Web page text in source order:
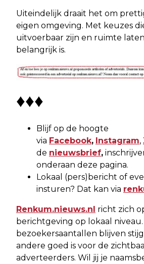
Uiteindelijk draait het om
eigen omgeving. Met keuzes
uitvoerbaar zijn en ruimte
belangrijk is.
♦♦♦
Blijf op de hoogte
via Facebook, Instagram,
de nieuwsbrief,
onderaan deze pagina.
Lokaal (pers)bericht of
insturen? Dat kan via
Renkum.nieuws.nl richt zich
berichtgeving op lokaal niveau.
bezoekersaantallen blijven
andere goed is voor de
adverteerders. Wil jij je